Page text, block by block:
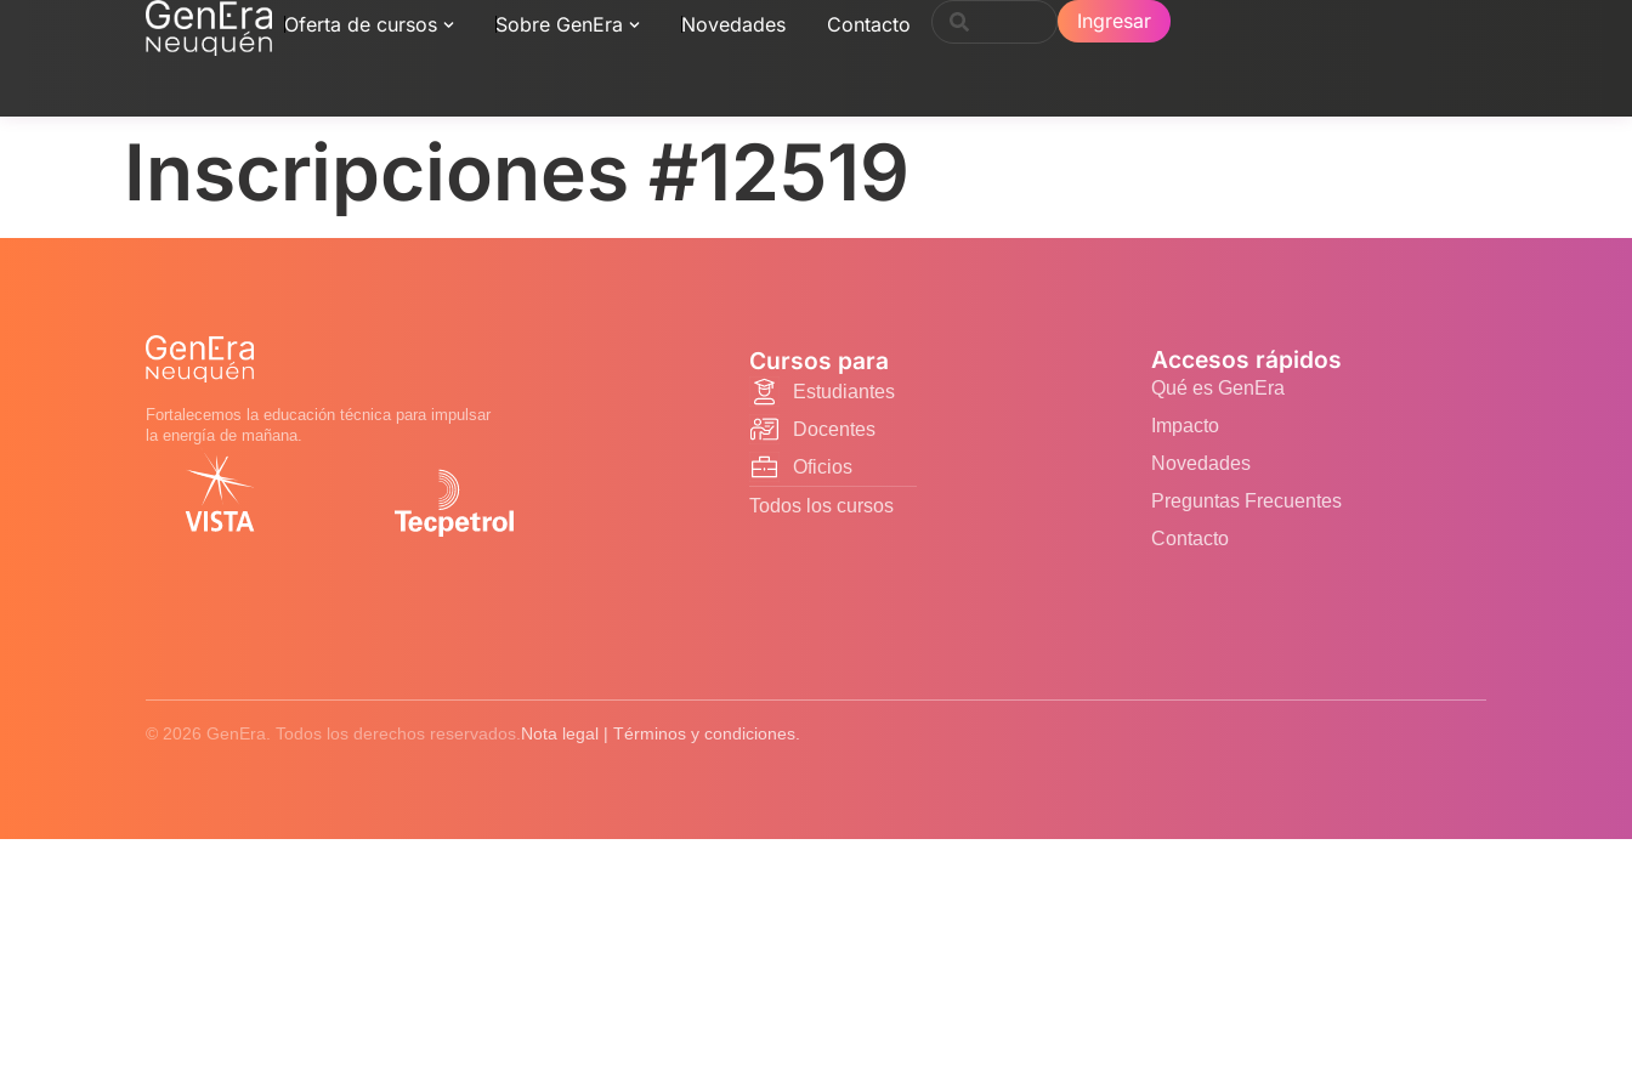
Oferta de cursos Sobre GenEra Novedades Contacto Ingresar
Inscripciones #12519
Fortalecemos la educación técnica para impulsar
la energía de mañana.
Cursos para
Estudiantes
Docentes
Oficios
Todos los cursos
Accesos rápidos
Qué es GenEra
Impacto
Novedades
Preguntas Frecuentes
Contacto
© 2026 GenEra. Todos los derechos reservados. Nota legal | Términos y condiciones.